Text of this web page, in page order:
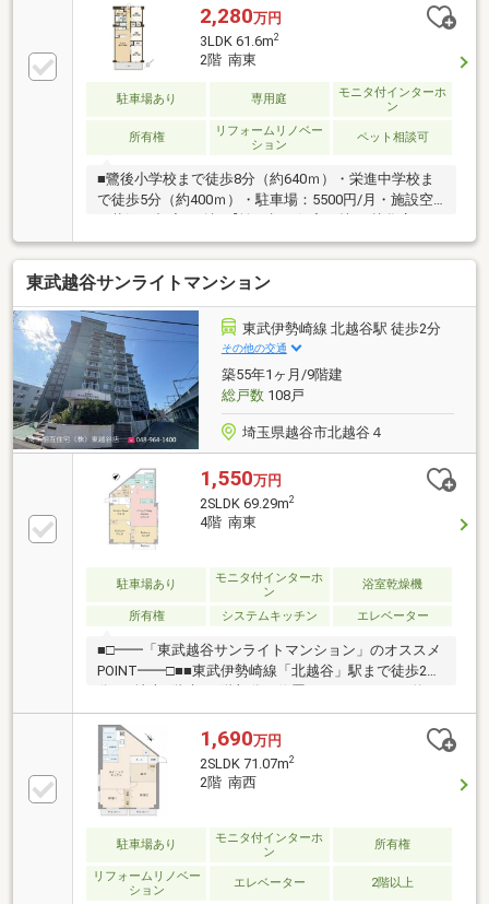
多数～経験豊富なエージェントと提携業者（FPなど）
がサポートいたします！◎住宅ローンご相談ください
♪ 低金利×保障内容充実の金融機関ご紹介いたしま
す！ 諸費用のお借入れも可能です♪◇マイホーム購
入は、一生の中でも大きな決断のひとつです。 専門
的な知識だけでなく、「人と人とのつながり」や「心
の通う対応」が何より大切だと、考えています。 お
2,280万円
3LDK 61.6m2
2階 南東
駐車場あり 専用庭
モニタ付インターホ
ン
所有権
リフォームリノベー
ション
ペット相談可
■鷺後小学校まで徒歩8分（約640ｍ）・栄進中学校ま
で徒歩5分（約400ｍ）・駐車場：5500円/月・施設空
こがつよい！】◆地域密着50年以上！越谷市出身・在
籍のスタッフも多いので、越谷市と近隣の草加市、春
日部市、吉川市、八潮市、松伏町、東川口・浦和美園
エリアなどのことなら私たちにお任せください！◆住
宅ローンに強い！住宅ローン専門スタッフが銀行窓口
となり、様々な事例から適切なサポートをお約束しま
す！ ◆取り扱い物件が豊富！越谷市を中心に数ある物
件の中からお客様のご要望に沿った物件をご提案させ
て頂きます！
東武越谷サンライトマンション
東武伊勢崎線 北越谷駅 徒歩2分
その他の交通
築55年1ヶ月/9階建
総戸数108戸
埼玉県越谷市北越谷４
1,550万円
2SLDK 69.29m2
4階 南東
駐車場あり
モニタ付インターホ
ン
浴室乾燥機
所有権 システムキッチン エレベーター
■□━━「東武越谷サンライトマンション」のオススメ
POINT━━□■■東武伊勢崎線「北越谷」駅まで徒歩2
帖の洋室が隣接。 引き戸を開放し、一体利用も可能
です。■ご家族との会話が弾む対面式キッチン。■浴室
乾燥機や、TVモニター付きインターホン 温水洗浄便
座など、暮らしをサポートする設備も充実。■周辺環
境・ファミリーマート北越谷駅前店 徒歩2分(約
150m)・東急ストア北越谷店 徒歩5分(約350m)・ド
ラッグストアマツモトキヨシ北越谷駅前店 徒歩2分
(約160m)・足利銀行越谷支店 徒歩3分(約210m)
1,690万円
2SLDK 71.07m2
2階 南西
駐車場あり
モニタ付インターホ
ン
所有権
リフォームリノベー
ション
エレベーター 2階以上